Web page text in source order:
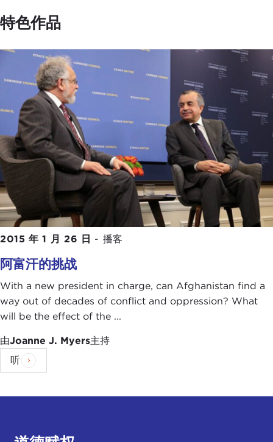
特色作品
2015 年 1 月 26 日 - 播客
阿富汗的挑战
With a new president in charge, can Afghanistan find a
way out of decades of conflict and oppression? What
will be the effect of the ...
由Joanne J. Myers主持
听